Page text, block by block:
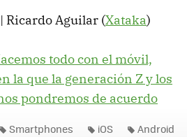
Ricardo Aguilar (Xataka)
todo con el móvil,
la que la generación Z y los
pondremos de acuerdo
Smartphones iOS Android